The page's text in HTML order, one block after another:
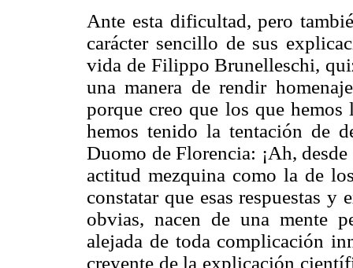
Ante esta dificultad, pero
carácter sencillo de sus
vida de Filippo Brunelleschi,
una manera de rendir
porque creo que los que
hemos tenido la tentación de
Duomo de Florencia: ¡Ah,
actitud mezquina como la de
constatar que esas respuestas
obvias, nacen de una mente
alejada de toda complicación
creyente de la explicación